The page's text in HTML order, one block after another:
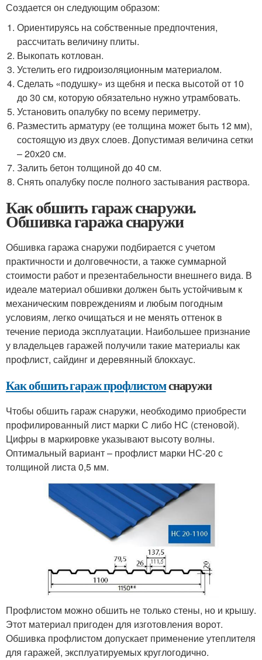
Создается он следующим образом:
Ориентируясь на собственные предпочтения,
рассчитать величину плиты.
Выкопать котлован.
Устелить его гидроизоляционным материалом.
Сделать «подушку» из щебня и песка высотой от 10
до 30 см, которую обязательно нужно утрамбовать.
Установить опалубку по всему периметру.
Разместить арматуру (ее толщина может быть 12 мм),
состоящую из двух слоев. Допустимая величина сетки
– 20х20 см.
Залить бетон толщиной до 40 см.
Снять опалубку после полного застывания раствора.
Как обшить гараж снаружи.
Обшивка гаража снаружи
Обшивка гаража снаружи подбирается с учетом
практичности и долговечности, а также суммарной
стоимости работ и презентабельности внешнего вида. В
идеале материал обшивки должен быть устойчивым к
механическим повреждениям и любым погодным
условиям, легко очищаться и не менять оттенок в
течение периода эксплуатации. Наибольшее признание
у владельцев гаражей получили такие материалы как
профлист, сайдинг и деревянный блокхаус.
Как обшить гараж профлистомснаружи
Чтобы обшить гараж снаружи, необходимо приобрести
профилированный лист марки С либо НС (стеновой).
Цифры в маркировке указывают высоту волны.
Оптимальный вариант – профлист марки НС-20 с
толщиной листа 0,5 мм.
Профлистом можно обшить не только стены, но и крышу.
Этот материал пригоден для изготовления ворот.
Обшивка профлистом допускает применение утеплителя
для гаражей, эксплуатируемых круглогодично.